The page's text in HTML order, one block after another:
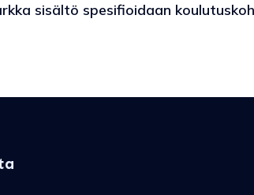
sisältö spesifioidaan